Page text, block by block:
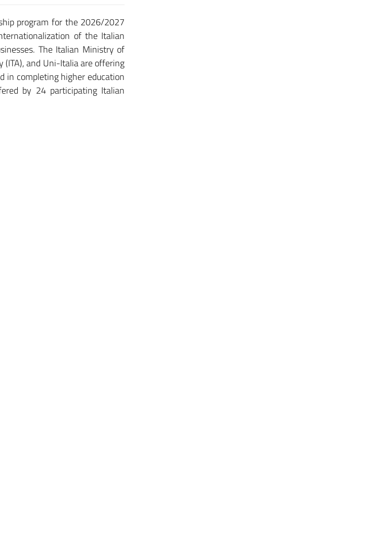
program for the 2026/2027
of the Italian
The Italian Ministry of
(ITA), and Uni-Italia are offering
in completing higher education
by 24 participating Italian